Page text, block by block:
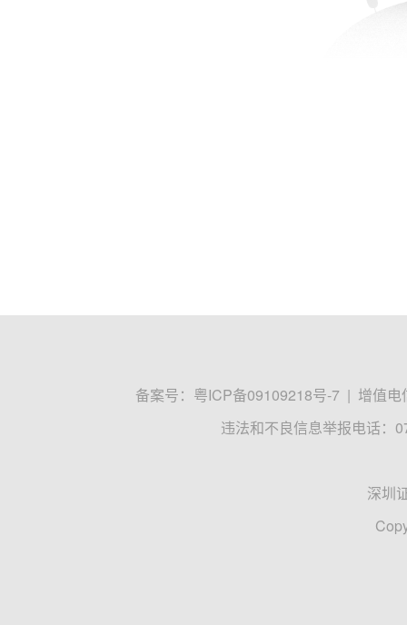
备案号： 粤ICP备09109218号-7 | 增值电
违法和不良信息举报电话：
深圳